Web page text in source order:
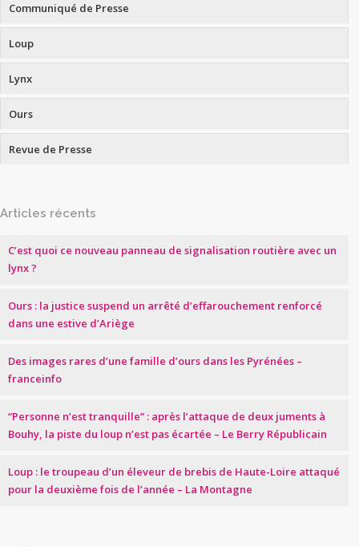
Communiqué de Presse
Loup
Lynx
Ours
Revue de Presse
Articles récents
C’est quoi ce nouveau panneau de signalisation routière avec un
lynx ?
Ours : la justice suspend un arrêté d’effarouchement renforcé
dans une estive d’Ariège
Des images rares d’une famille d’ours dans les Pyrénées –
franceinfo
“Personne n’est tranquille” : après l’attaque de deux juments à
Bouhy, la piste du loup n’est pas écartée – Le Berry Républicain
Loup : le troupeau d’un éleveur de brebis de Haute-Loire attaqué
pour la deuxième fois de l’année – La Montagne